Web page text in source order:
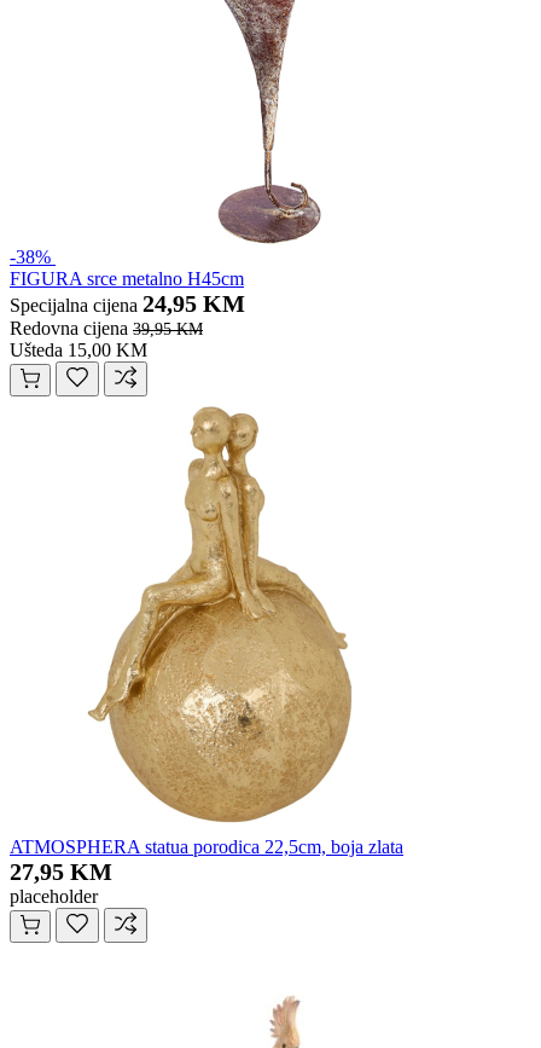
-38%
FIGURA srce metalno H45cm
Specijalna cijena 24,95 KM
Redovna cijena 39,95 KM
Ušteda 15,00 KM
ATMOSPHERA statua porodica 22,5cm, boja zlata
27,95 KM
placeholder